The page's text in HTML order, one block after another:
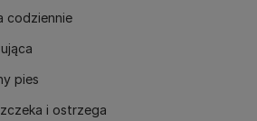
codziennie
pies
i ostrzega